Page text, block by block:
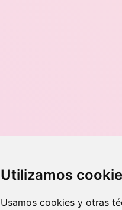
Utilizamos
Usamos cookies y otras